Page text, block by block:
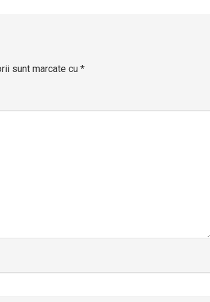
sunt marcate cu *